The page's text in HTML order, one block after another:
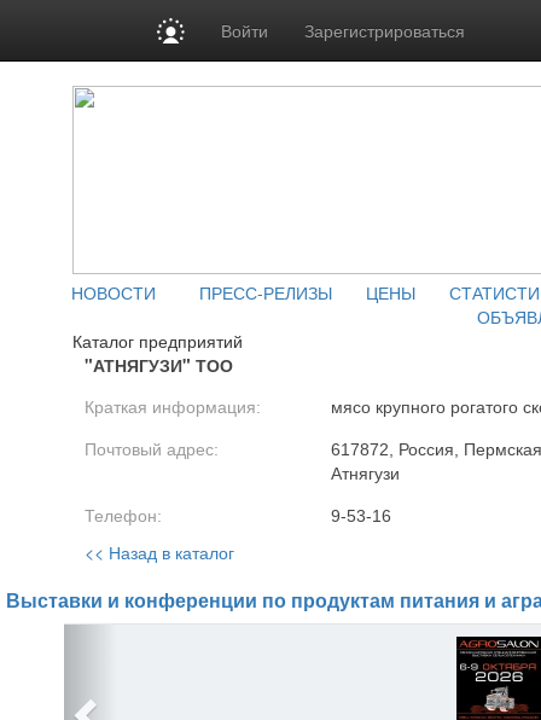
Войти Зарегистрироваться
НОВОСТИ ПРЕСС-РЕЛИЗЫ ЦЕНЫ
Каталог предприятий
"АТНЯГУЗИ" ТОО
Краткая информация: мясо крупного рогатого
Почтовый адрес:
617872, Россия,
Атнягузи
Телефон: 9-53-16
<< Назад в каталог
Выставки и конференции по продуктам питания и